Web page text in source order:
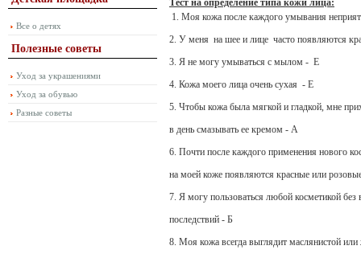
Все о детях
Полезные советы
Уход за украшениями
Уход за обувью
Разные советы
Тест на определение типа кожи лица:
1. Моя кожа после каждого умывания
2. У меня на шее и лице часто появляются
3. Я не могу умываться с мылом - Е
4. Кожа моего лица очень сухая - Е
5. Чтобы кожа была мягкой и гладкой, мне
в день смазывать ее кремом - А
6. Почти после каждого применения нового
на моей коже появляются красные или
7. Я могу пользоваться любой косметикой без
последствий - Б
8. Моя кожа всегда выглядит маслянистой